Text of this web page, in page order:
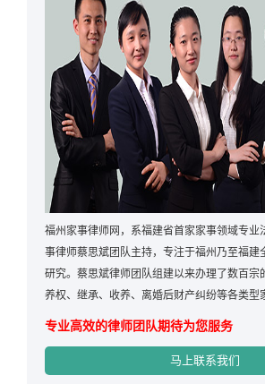
福州家事律师网，系福建省首家家事领域专业
事律师蔡思斌团队主持，专注于福州乃至福建
研究。蔡思斌律师团队组建以来办理了数百宗
养权、继承、收养、离婚后财产纠纷等各类型
专业高效的律师团队期待为您服务
马上联系我们